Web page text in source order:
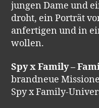
jungen Dame und
droht, ein Porträt
anfertigen und in
wollen.
Spy x Family –
brandneue
Spy x Family-